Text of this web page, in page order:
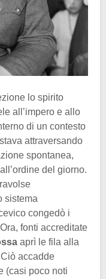
lo spirito
all’impero e allo
di un contesto
attraversando
spontanea,
del giorno.
sistema
congedò i
fonti accreditate
aprì le fila alla
accadde
(casi poco noti